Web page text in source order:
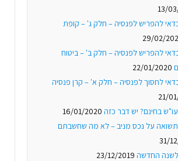
13/
להפריש לפנסיה – חלק ג' – קופת
29/02/
להפריש לפנסיה – חלק ב' – ביטוח
22/01/2020
לחסוך לפנסיה – חלק א' – קרן פנסיה
21/
בחינם? יש דבר כזה 16/01/2020
תשואה על נכס מניב – לא מה שחשבתם
31/
לשנה החדשה 23/12/2019